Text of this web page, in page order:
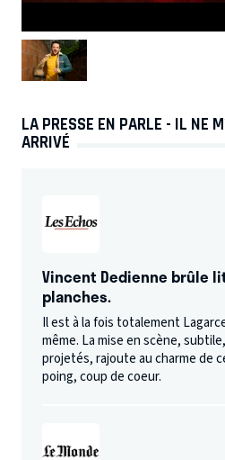
LA PRESSE EN PARLE - IL NE
ARRIVÉ
Vincent Dedienne brûle
planches.
Il est à la fois totalement
même. La mise en scène,
projetés, rajoute au charme de
poing, coup de coeur.